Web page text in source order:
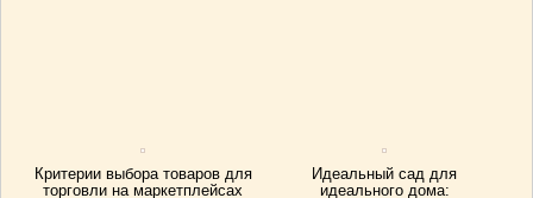
Критерии выбора товаров для
торговли на маркетплейсах
Идеальный сад для
идеального дома: